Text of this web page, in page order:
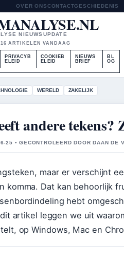
OVER ONSCONTACTGESCHIEDENIS
NIEUWSUPDATE
16 ARTIKELEN VANDAAG
PRIVACYB
ELEID
COOKIEB
ELEID
NIEUWS
BRIEF
BL
OG
WERELD ZAKELIJK
andere tekens?
25 • GECONTROLEERD DOOR DAAN DE
maar er verschijnt
komma. Dat kan behoorlijk
hebt
artikel leggen we uit
op Windows, Mac en